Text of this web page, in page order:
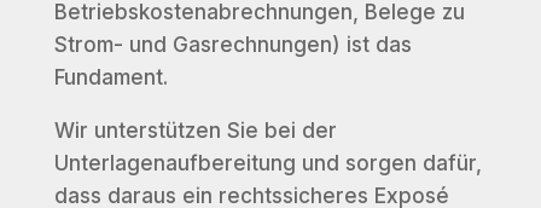
Betriebskostenabrechnungen, Belege zu
Strom- und Gasrechnungen) ist das
Fundament.
Wir unterstützen Sie bei der
Unterlagenaufbereitung und sorgen dafür,
dass daraus ein rechtssicheres Exposé